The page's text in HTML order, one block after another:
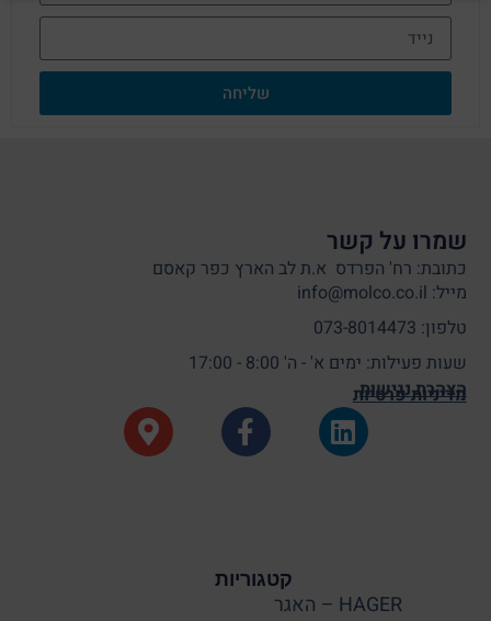
שליחה
קטגוריות
HAGER – האגר
שמרו על קשר
כתובת: רח' הפרדס א.ת לב הארץ כפר קאסם
מייל: info@molco.co.il
טלפון: 073-8014473
שעות פעילות: ימים א' - ה' 8:00 - 17:00
הצהרת נגישות
מדיניות פרטיות